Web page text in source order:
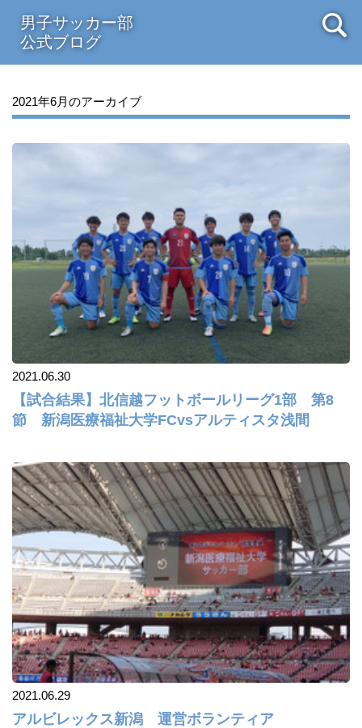
男子サッカー部
公式ブログ
2021年6月のアーカイブ
2021.06.30
【試合結果】北信越フットボールリーグ1部 第8
節 新潟医療福祉大学FCvsアルティスタ浅間
2021.06.29
アルビレックス新潟 運営ボランティア